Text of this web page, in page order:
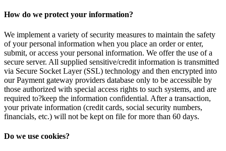
How do we protect your information?
We implement a variety of security measures to maintain the safety
of your personal information when you place an order or enter,
submit, or access your personal information. We offer the use of a
secure server. All supplied sensitive/credit information is transmitted
via Secure Socket Layer (SSL) technology and then encrypted into
our Payment gateway providers database only to be accessible by
those authorized with special access rights to such systems, and are
required to?keep the information confidential. After a transaction,
your private information (credit cards, social security numbers,
financials, etc.) will not be kept on file for more than 60 days.
Do we use cookies?